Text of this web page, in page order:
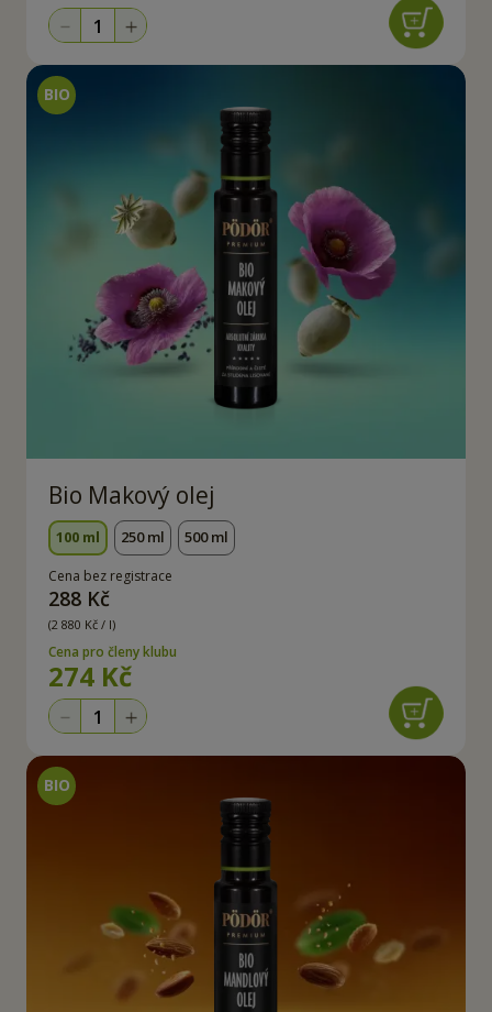
Bio Makový olej
100 ml 250 ml 500 ml
Cena bez registrace
288 Kč
(2 880 Kč / l)
Cena pro členy klubu
274 Kč